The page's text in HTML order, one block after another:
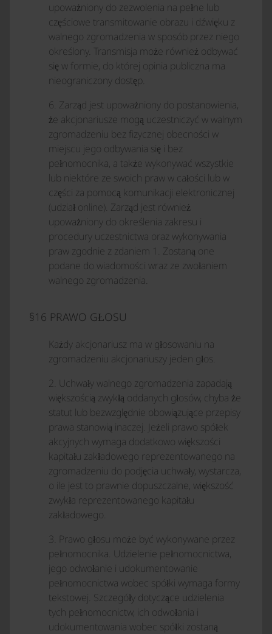
upoważniony do zezwolenia na pełne lub
częściowe transmitowanie obrazu i dźwięku z
walnego zgromadzenia w sposób przez niego
określony. Transmisja może również odbywać
się w formie, do której opinia publiczna ma
nieograniczony dostęp.
6. Zarząd jest upoważniony do postanowienia,
że akcjonariusze mogą uczestniczyć w walnym
zgromadzeniu bez fizycznej obecności w
miejscu jego odbywania się i bez
pełnomocnika, a także wykonywać wszystkie
lub niektóre ze swoich praw w całości lub w
części za pomocą komunikacji elektronicznej
(udział online). Zarząd jest również
upoważniony do określenia zakresu i
procedury uczestnictwa oraz wykonywania
praw zgodnie z zdaniem 1. Zostaną one
podane do wiadomości wraz ze zwołaniem
walnego zgromadzenia.
§16 PRAWO GŁOSU
Każdy akcjonariusz ma w głosowaniu na
zgromadzeniu akcjonariuszy jeden głos.
2. Uchwały walnego zgromadzenia zapadają
większością zwykłą oddanych głosów, chyba że
statut lub bezwzględnie obowiązujące przepisy
prawa stanowią inaczej. Jeżeli prawo spółek
akcyjnych wymaga dodatkowo większości
kapitału zakładowego reprezentowanego na
zgromadzeniu do podjęcia uchwały, wystarcza,
o ile jest to prawnie dopuszczalne, większość
zwykła reprezentowanego kapitału
zakładowego.
3. Prawo głosu może być wykonywane przez
pełnomocnika. Udzielenie pełnomocnictwa,
jego odwołanie i udokumentowanie
pełnomocnictwa wobec spółki wymaga formy
tekstowej. Szczegóły dotyczące udzielenia
tych pełnomocnictw, ich odwołania i
udokumentowania wobec spółki zostaną